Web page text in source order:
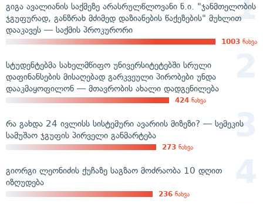
გიგა ავალიანის საქმეზე არასრულწლოვანი ნ.ი. "ჯანმთელობის
ჯგუფურად, განზრახ მძიმედ დაზიანების წაქეზების" მუხლით
დააკავეს — საქმის პროკურორი
1003 ნახვა
სტუდენტებმა სახელმწიფო უნივერსიტეტებში სრული
დაფინანსების მისაღებად გარკვეული პირობები უნდა
დააკმაყოფილონ — მთავრობის ახალი დადგენილება
424 ნახვა
რა გახდა 24 ივლისს სისტემური ავარიის მიზეზი? — სემეკის
სამუშაო ჯგუფის პირველი განმარტება
273 ნახვა
გიორგი ლეონიძის ქუჩაზე საგზაო მოძრაობა 10 დღით
იზღუდება
236 ნახვა